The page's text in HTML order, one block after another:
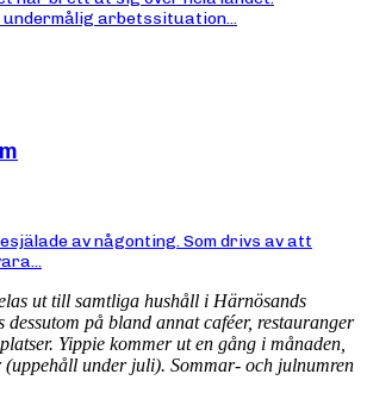
arbetssituation...
av någonting. Som drivs av att
ut till samtliga hushåll i Härnösands
dessutom på bland annat caféer, restauranger
Yippie kommer ut en gång i månaden,
under juli). Sommar- och julnumren